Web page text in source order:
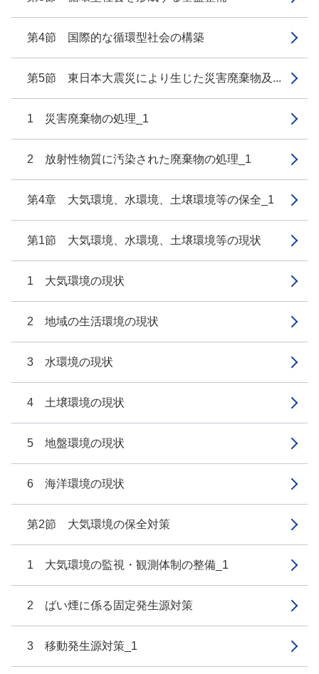
第4節 国際的な循環型社会の構築
第5節 東日本大震災により生じた災害廃棄物及...
1 災害廃棄物の処理_1
2 放射性物質に汚染された廃棄物の処理_1
第4章 大気環境、水環境、土壌環境等の保全_1
第1節 大気環境、水環境、土壌環境等の現状
1 大気環境の現状
2 地域の生活環境の現状
3 水環境の現状
4 土壌環境の現状
5 地盤環境の現状
6 海洋環境の現状
第2節 大気環境の保全対策
1 大気環境の監視・観測体制の整備_1
2 ばい煙に係る固定発生源対策
3 移動発生源対策_1